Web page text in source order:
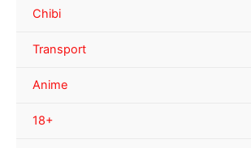
Chibi
Transport
Anime
18+